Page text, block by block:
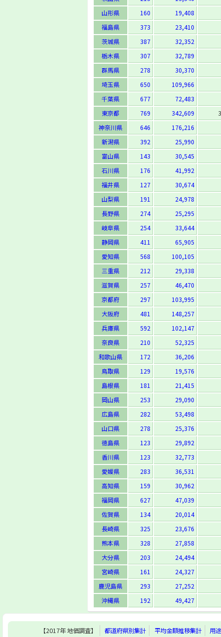
山形県
160
19,408
福島県
373
23,410
茨城県
387
32,352
栃木県
307
32,789
群馬県
278
30,370
埼玉県
650
109,966
千葉県
677
72,483
東京都
769 342,609
神奈川県
646
176,216
新潟県
392
25,990
富山県
143
30,545
石川県
176
41,992
福井県
127
30,674
山梨県
191
24,978
長野県
274
25,295
岐阜県
254
33,644
静岡県
411
65,905
愛知県
568
100,105
三重県
212
29,338
滋賀県
257
46,470
京都府
297
103,995
大阪府
481
148,257
兵庫県
592
102,147
奈良県
210
52,325
和歌山県
172
36,206
鳥取県
129
19,576
島根県
181
21,415
岡山県
253
29,090
広島県
282
53,498
山口県
278
25,376
徳島県
123
29,892
香川県
123
32,773
愛媛県
283
36,531
高知県
159
30,962
福岡県
627
47,039
佐賀県
134
20,014
長崎県
325
23,676
熊本県
328
27,858
大分県
203
24,494
宮崎県
161
24,327
鹿児島県
293
27,252
沖縄県
192 49,427
【2017年 地価調査】 都道府県別集計 平均金額推移集計 用